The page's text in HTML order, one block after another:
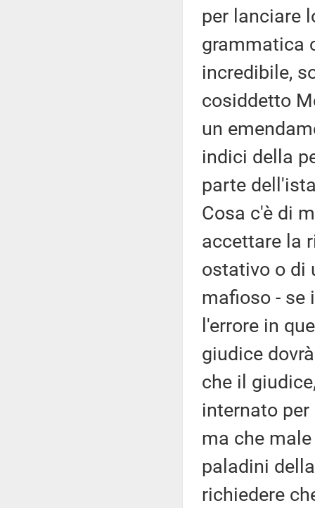
per lanciare
grammatica
incredibile,
cosiddetto
un
indici della
parte
Cosa c'è di
accettare la
ostativo o di
mafioso - se
l'errore in
giudice
che il
internato
ma che
paladini
richiedere